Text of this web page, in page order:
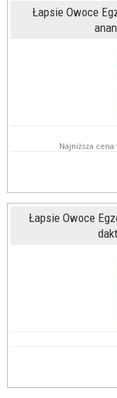
Łapsie Owoce
Najniższa
Łapsie Owoce